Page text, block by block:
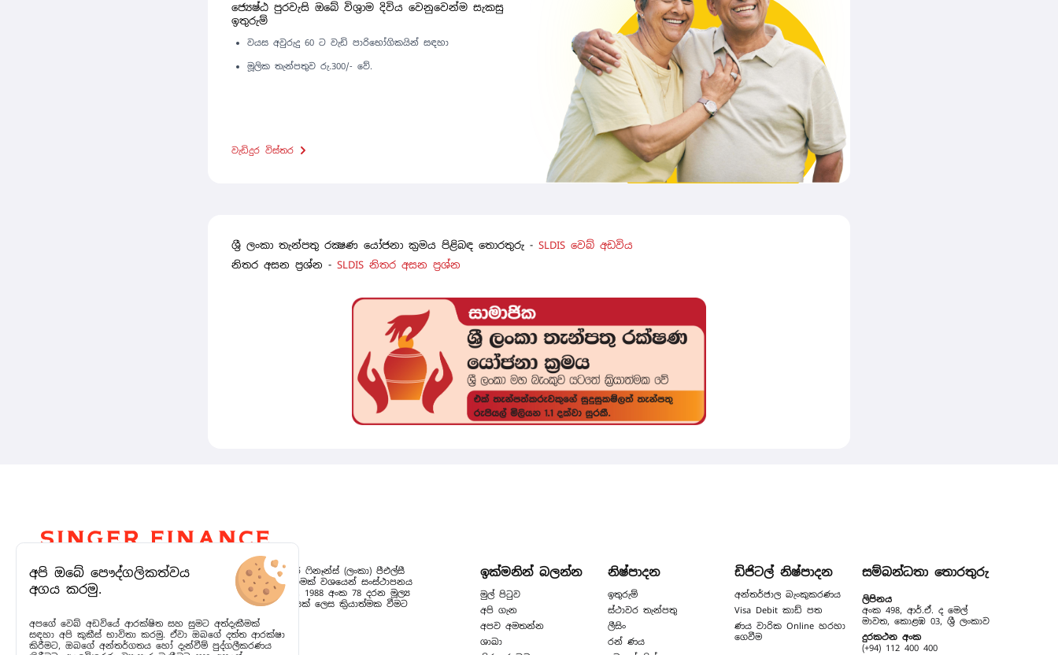
ජ්‍යෙෂ්ඨ පුරවැසි ඔබේ විශ්‍රාම දිවිය වෙනුවෙන්ම සැකසු
ඉතුරුම්
වයස අවුරුදු 60 ට වැඩි පාරිභෝගිකයින් සඳහා
මූලික තැන්පතුව රු.300/- වේ.
වැඩිදුර විස්තර
ශ්‍රී ලංකා තැන්පතු රක්‍ෂණ යෝජනා ක්‍රමය පිළිබඳ තොරතුරු - SLDIS වෙබ් අඩවිය
නිතර අසන ප්‍රශ්න - SLDIS නිතර අසන ප්‍රශ්න
අපි ඔබේ පෞද්ගලිකත්වය
අගය කරමු.
අපගේ වෙබ් අඩවියේ ආරක්ෂිත සහ සුමට අත්දැකීමක්
සඳහා අපි කුකීස් භාවිතා කරමු. ඒවා ඔබගේ දත්ත ආරක්ෂා
කිරීමට, ඔබගේ අන්තර්ගතය හෝ දැන්වීම් පුද්ගලීකරණය
සිංගර් (ශ්‍රී ලංකා) පීඑල්සී හි අනුබද්ධිත සමාගමක් වන සිංගර් ෆිනෑන්ස් (ලංකා) පීඑල්සී
සමාගම, 2004 අප්‍රේල් 19 වැනි දින මූල්‍ය කල්බදු සේවා සමාගමක් වශයෙන් සංස්ථාපනය
කරන ලද අතර 1991 අංක 23 දරණ පනත මගින් සංශෝධිත, 1988 අංක 78 දරන මූල්‍ය
සමාගම් පනතේ විධිවිධානවලට අනුව මූල්‍ය කල්බදු ආයතනයක් ලෙස ක්‍රියාත්මක වීමට
ඉක්මනින් බලන්න
මුල් පිටුව
අපි ගැන
අපව අමතන්න
ශාඛා
නිෂ්පාදන
ඉතුරුම්
ස්ථාවර තැන්පතු
ලීසිං
රන් ණය
ඩිජිටල් නිෂ්පාදන
අන්තර්ජාල බැංකුකරණය
Visa Debit කාඩ් පත
ණය වාරික Online හරහා
ගෙවීම
සම්බන්ධතා තොරතුරු
ලිපිනය
අංක 498, ආර්.ඒ. ද මෙල්
මාවත, කොළඹ 03, ශ්‍රී ලංකාව
දුරකථන අංක
(+94) 112 400 400